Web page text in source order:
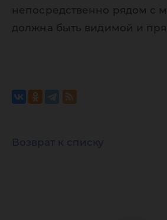
непосредственно рядом с
должна быть видимой и
Возврат к списку